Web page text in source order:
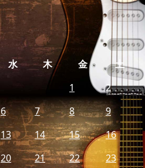
水 木 金 土
1
2
6 7 8
9
13 14 15
16
20 21 22
23